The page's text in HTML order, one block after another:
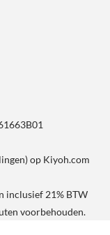
op Kiyoh.com
inclusief 21% BTW
voorbehouden.